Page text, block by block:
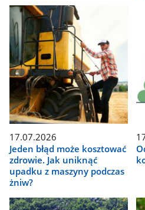
17.07.2026
Jeden błąd może kosztować
zdrowie. Jak uniknąć
upadku z maszyny podczas
żniw?